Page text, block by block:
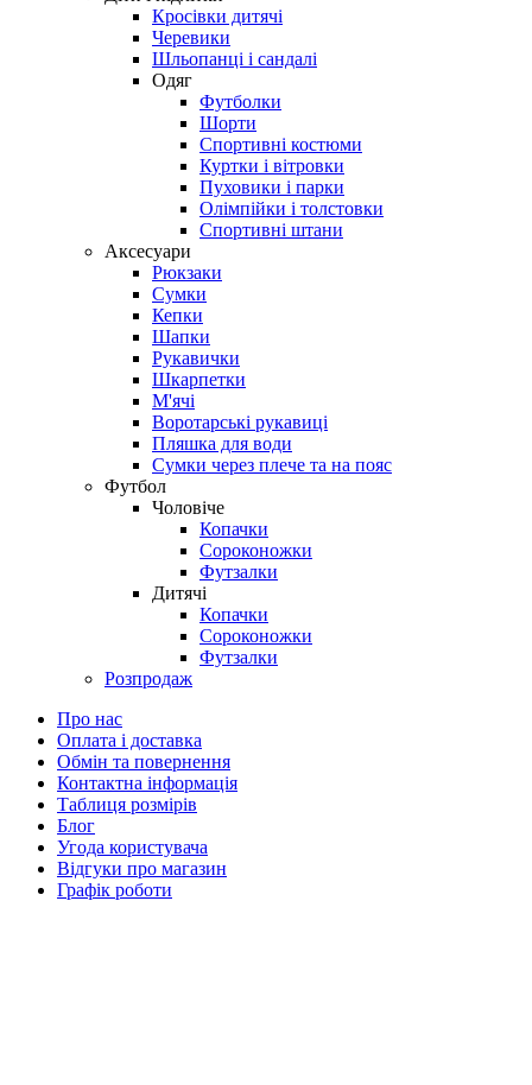
Кросівки дитячі
Черевики
Шльопанці і сандалі
Одяг
Футболки
Шорти
Спортивні костюми
Куртки і вітровки
Пуховики і парки
Олімпійки і толстовки
Спортивні штани
Аксесуари
Рюкзаки
Сумки
Кепки
Шапки
Рукавички
Шкарпетки
М'ячі
Воротарські рукавиці
Пляшка для води
Сумки через плече та на пояс
Футбол
Чоловіче
Копачки
Сороконожки
Футзалки
Дитячі
Копачки
Сороконожки
Футзалки
Розпродаж
Про нас
Оплата і доставка
Обмін та повернення
Контактна інформація
Таблиця розмірів
Блог
Угода користувача
Відгуки про магазин
Графік роботи